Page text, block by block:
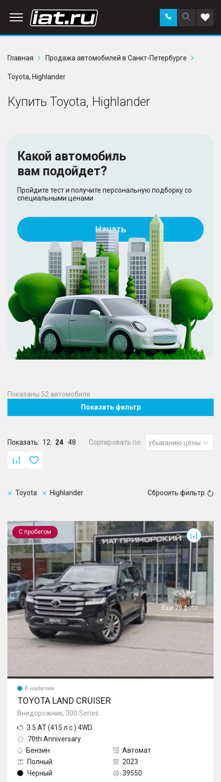
Поиск
по
Заказать
звонок в
Главная
Продажа автомобилей в Санкт-Петербурге
Toyota, Highlander
Купить Toyota, Highlander
Какой автомобиль
вам подойдет?
Пройдите тест и получите персональную подборку со
специальными ценами
Начать
Показаны 52 автомобиля
Показать фильтр
Показать: 12 24 48 Сортировать по: убыванию цены
Toyota Highlander Сбросить фильтр
С пробегом
Еще 29 фото
Land Cruiser
В наличии
TOYOTA LAND CRUISER
Внедорожник, 300 Series
3.5 AT (415 л.с.) 4WD
70th Anniversary
Бензин
Автомат
Полный
2023
Черный
39550